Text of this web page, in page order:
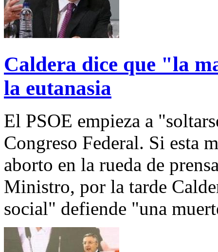
Caldera dice que "la
la eutanasia
El PSOE empieza a
Congreso Federal. Si esta
aborto en la rueda de
Ministro, por la tarde
social" defiende "una